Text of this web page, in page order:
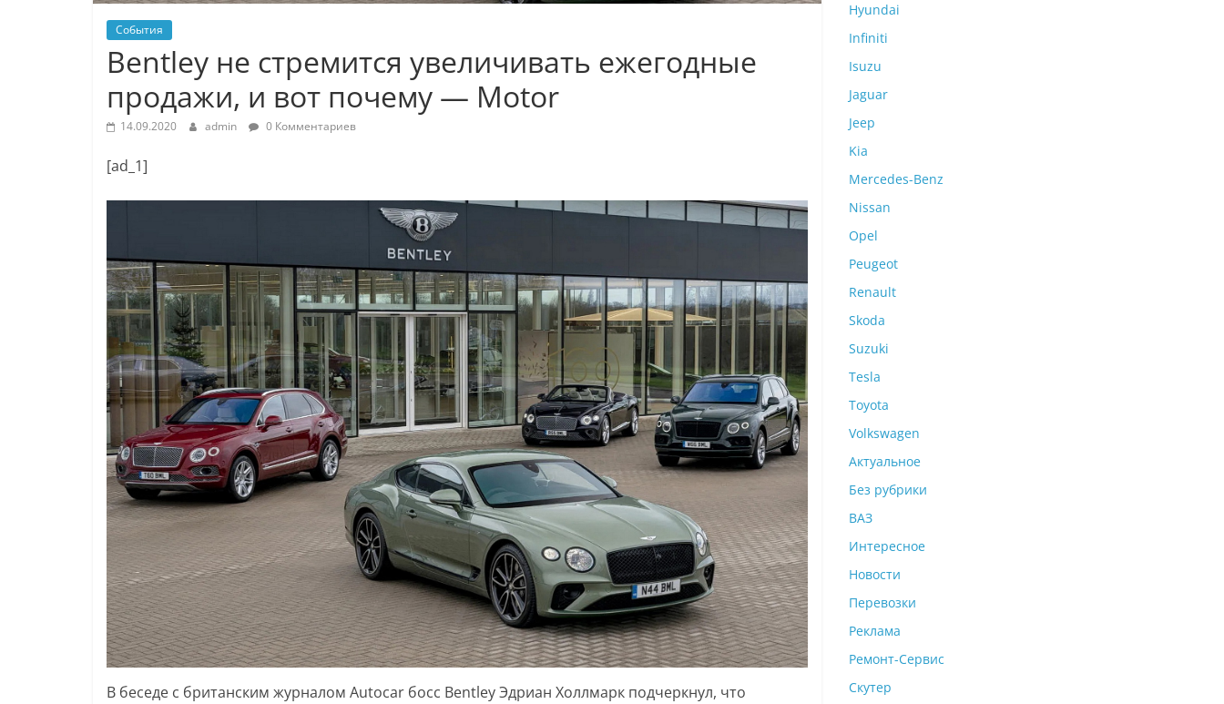
События
Bentley не стремится увеличивать ежегодные
продажи, и вот почему — Motor
14.09.2020 admin 0 Комментариев
[ad_1]
В беседе с британским журналом Autocar босс Bentley Эдриан Холлмарк подчеркнул, что
Hyundai
Infiniti
Isuzu
Jaguar
Jeep
Kia
Mercedes-Benz
Nissan
Opel
Peugeot
Renault
Skoda
Suzuki
Tesla
Toyota
Volkswagen
Актуальное
Без рубрики
ВАЗ
Интересное
Новости
Перевозки
Реклама
Ремонт-Сервис
Скутер